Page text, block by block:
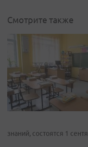
Смотрите также
знаний, состоятся 1